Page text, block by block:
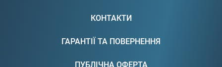
КОНТАКТИ
ГАРАНТІЇ ТА ПОВЕРНЕННЯ
ПУБЛІЧНА ОФЕРТА